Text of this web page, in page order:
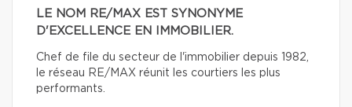
LE NOM RE/MAX EST SYNONYME
D'EXCELLENCE EN IMMOBILIER.
Chef de file du secteur de l'immobilier depuis 1982,
le réseau RE/MAX réunit les courtiers les plus
performants.